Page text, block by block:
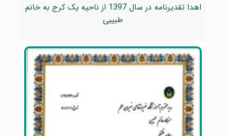
اهدا تقدیرنامه در سال 1397 از ناحیه یک کرج به خانم
طبیبی